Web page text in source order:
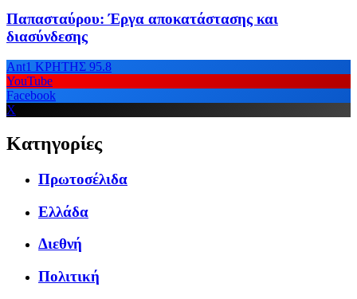
Παπασταύρου: Έργα αποκατάστασης και
διασύνδεσης
Ant1 ΚΡΗΤΗΣ 95.8
YouTube
Facebook
X
Κατηγορίες
Πρωτοσέλιδα
Ελλάδα
Διεθνή
Πολιτική